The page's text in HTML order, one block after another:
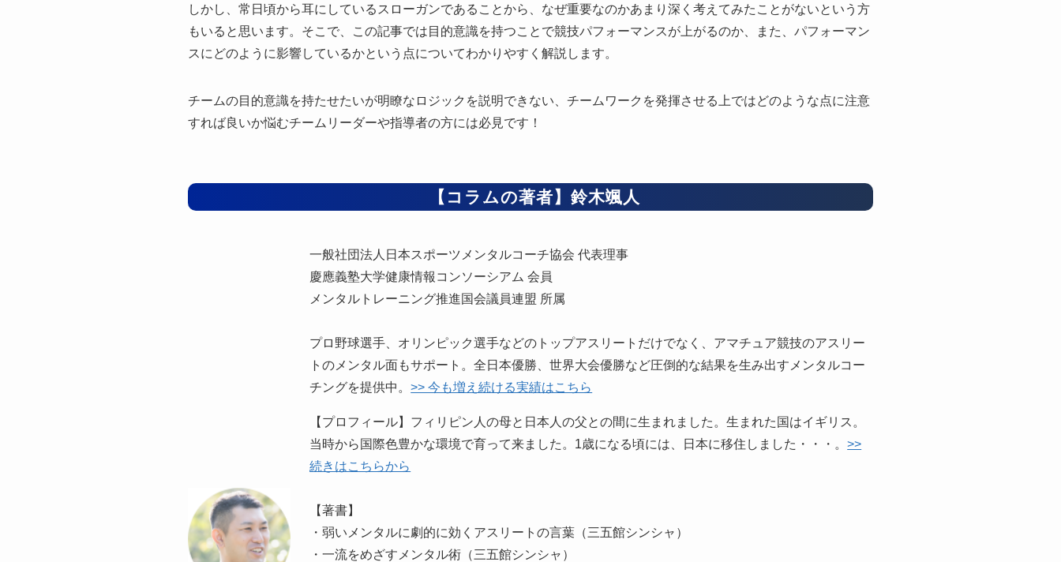
しかし、常日頃から耳にしているスローガンであることから、なぜ重要なのかあまり深く考えてみたことがないという方
もいると思います。そこで、この記事では目的意識を持つことで競技パフォーマンスが上がるのか、また、パフォーマン
スにどのように影響しているかという点についてわかりやすく解説します。
チームの目的意識を持たせたいが明瞭なロジックを説明できない、チームワークを発揮させる上ではどのような点に注意
すれば良いか悩むチームリーダーや指導者の方には必見です！
【コラムの著者】鈴木颯人
一般社団法人日本スポーツメンタルコーチ協会 代表理事
慶應義塾大学健康情報コンソーシアム 会員
メンタルトレーニング推進国会議員連盟 所属
プロ野球選手、オリンピック選手などのトップアスリートだけでなく、アマチュア競技のアスリー
トのメンタル面もサポート。全日本優勝、世界大会優勝など圧倒的な結果を生み出すメンタルコー
チングを提供中。>> 今も増え続ける実績はこちら
【プロフィール】フィリピン人の母と日本人の父との間に生まれました。生まれた国はイギリス。
当時から国際色豊かな環境で育って来ました。1歳になる頃には、日本に移住しました・・・。>>
続きはこちらから
【著書】
・弱いメンタルに劇的に効くアスリートの言葉（三五館シンシャ）
・一流をめざすメンタル術（三五館シンシャ）